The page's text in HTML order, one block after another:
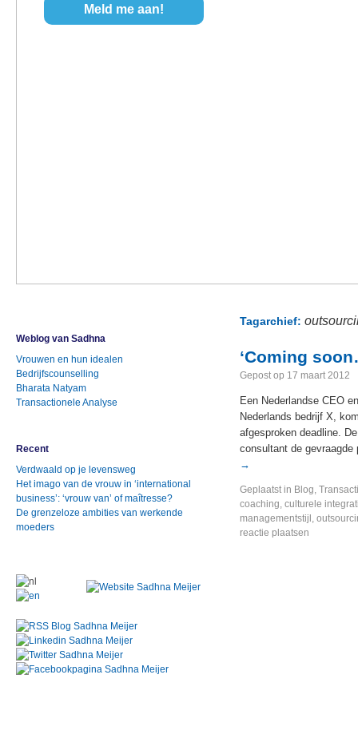
Weblog van Sadhna
Vrouwen en hun idealen
Bedrijfscounselling
Bharata Natyam
Transactionele Analyse
Recent
Verdwaald op je levensweg
Het imago van de vrouw in ‘international
business’: ‘vrouw van’ of maîtresse?
De grenzeloze ambities van werkende
moeders
Tagarchief:
‘Coming
Gepost op 17 maart 2012
Een Nederlandse CEO
Nederlands bedrijf X,
afgesproken deadline.
consultant de
→
Geplaatst in Blog,
coaching, culturele
managementstijl ,
reactie plaatsen